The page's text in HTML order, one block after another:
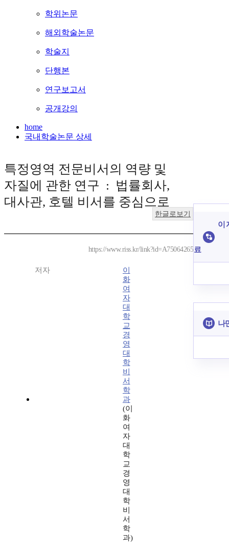
학위논문
해외학술논문
학술지
단행본
연구보고서
공개강의
home
국내학술논문 상세
특정영역 전문비서의 역량 및
자질에 관한 연구 : 법률회사,
대사관, 호텔 비서를 중심으로
한글로보기
https://www.riss.kr/link?id=A75064265
저자
이
화
여
자
대
학
교
경
영
대
학
비
서
학
과
(이
화
여
자
대
학
교
경
영
대
학
비
서
학
과)
이
료
나